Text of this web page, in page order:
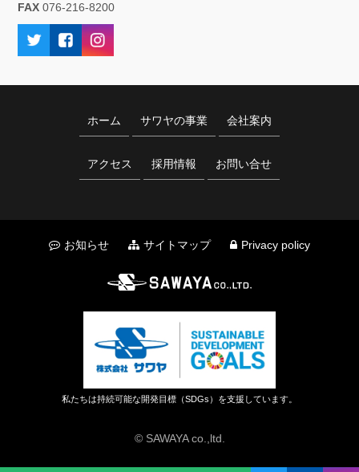
FAX 076-216-8200
ホーム サワヤの事業 会社案内
アクセス 採用情報 お問い合せ
お知らせ サイトマップ Privacy policy
私たちは持続可能な開発目標（SDGs）を支援しています。
© SAWAYA co.,ltd.